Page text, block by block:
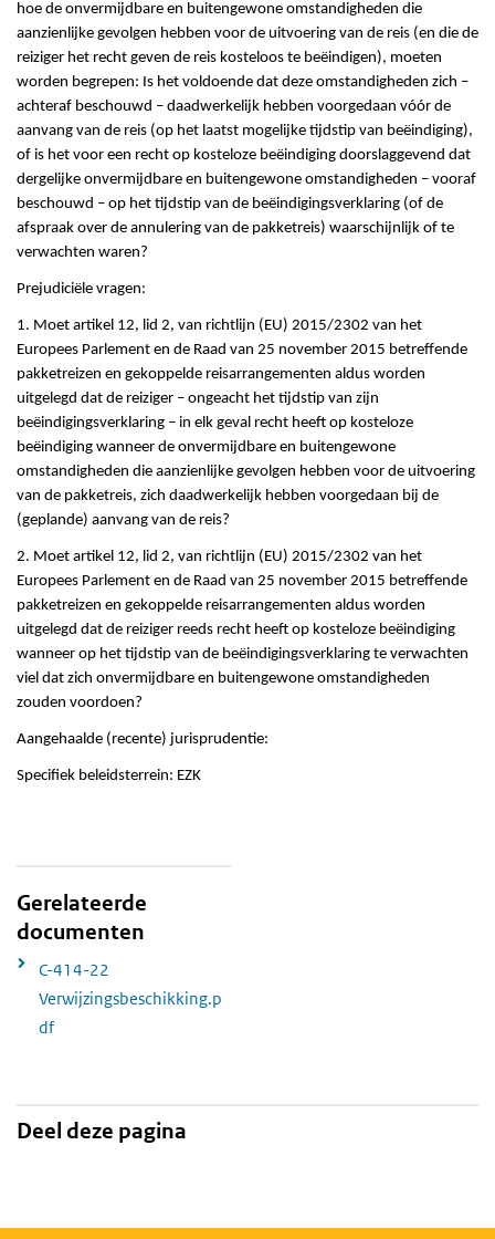
hoe de onvermijdbare en buitengewone omstandigheden die
aanzienlijke gevolgen hebben voor de uitvoering van de reis (en die de
reiziger het recht geven de reis kosteloos te beëindigen), moeten
worden begrepen: Is het voldoende dat deze omstandigheden zich –
achteraf beschouwd – daadwerkelijk hebben voorgedaan vóór de
aanvang van de reis (op het laatst mogelijke tijdstip van beëindiging),
of is het voor een recht op kosteloze beëindiging doorslaggevend dat
dergelijke onvermijdbare en buitengewone omstandigheden – vooraf
beschouwd – op het tijdstip van de beëindigingsverklaring (of de
afspraak over de annulering van de pakketreis) waarschijnlijk of te
verwachten waren?
Prejudiciële vragen:
1. Moet artikel 12, lid 2, van richtlijn (EU) 2015/2302 van het
Europees Parlement en de Raad van 25 november 2015 betreffende
pakketreizen en gekoppelde reisarrangementen aldus worden
uitgelegd dat de reiziger – ongeacht het tijdstip van zijn
beëindigingsverklaring – in elk geval recht heeft op kosteloze
beëindiging wanneer de onvermijdbare en buitengewone
omstandigheden die aanzienlijke gevolgen hebben voor de uitvoering
van de pakketreis, zich daadwerkelijk hebben voorgedaan bij de
(geplande) aanvang van de reis?
2. Moet artikel 12, lid 2, van richtlijn (EU) 2015/2302 van het
Europees Parlement en de Raad van 25 november 2015 betreffende
pakketreizen en gekoppelde reisarrangementen aldus worden
uitgelegd dat de reiziger reeds recht heeft op kosteloze beëindiging
wanneer op het tijdstip van de beëindigingsverklaring te verwachten
viel dat zich onvermijdbare en buitengewone omstandigheden
zouden voordoen?
Aangehaalde (recente) jurisprudentie:
Specifiek beleidsterrein: EZK
Gerelateerde
documenten
C-414-22
Verwijzingsbeschikking.p
df
Deel deze pagina